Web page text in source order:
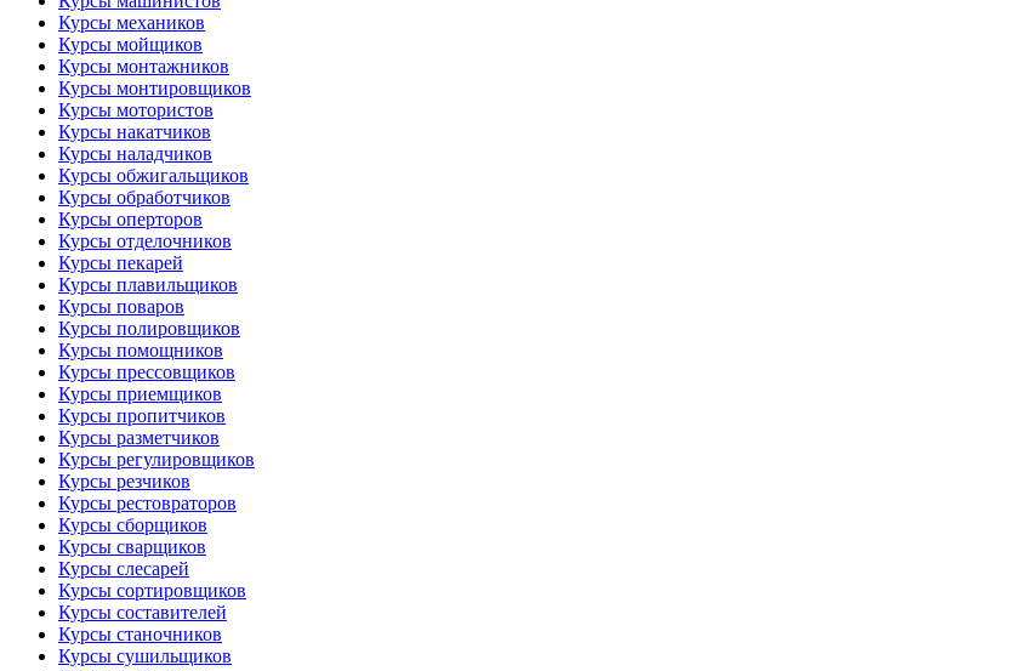
Курсы механиков
Курсы мойщиков
Курсы монтажников
Курсы монтировщиков
Курсы мотористов
Курсы накатчиков
Курсы наладчиков
Курсы обжигальщиков
Курсы обработчиков
Курсы оперторов
Курсы отделочников
Курсы пекарей
Курсы плавильщиков
Курсы поваров
Курсы полировщиков
Курсы помощников
Курсы прессовщиков
Курсы приемщиков
Курсы пропитчиков
Курсы разметчиков
Курсы регулировщиков
Курсы резчиков
Курсы рестовраторов
Курсы сборщиков
Курсы сварщиков
Курсы слесарей
Курсы сортировщиков
Курсы составителей
Курсы станочников
Курсы сушильщиков